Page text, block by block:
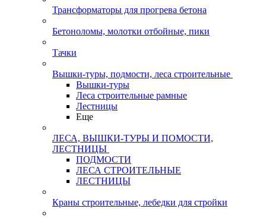
Трансформаторы для прогрева бетона
Бетоноломы, молотки отбойные, пики
Тачки
Вышки-туры, подмости, леса строительные
Вышки-туры
Леса строительные рамные
Лестницы
Еще
ЛЕСА, ВЫШКИ-ТУРЫ И ПОМОСТИ,
ЛЕСТНИЦЫ
ПОДМОСТИ
ЛЕСА СТРОИТЕЛЬНЫЕ
ЛЕСТНИЦЫ
Краны строительные, лебедки для стройки